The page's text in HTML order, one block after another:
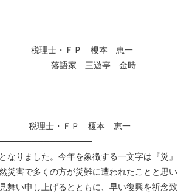
57 税理士 ・ＦＰ 榎本 恵一
落語家 三遊亭 金時
57] 税理士 ・ＦＰ 榎本 恵一
なりました。今年を象徴する一文字は『災』
災害で多くの方が災難に遭われたことと思い
舞い申し上げるとともに、早い復興を祈念致